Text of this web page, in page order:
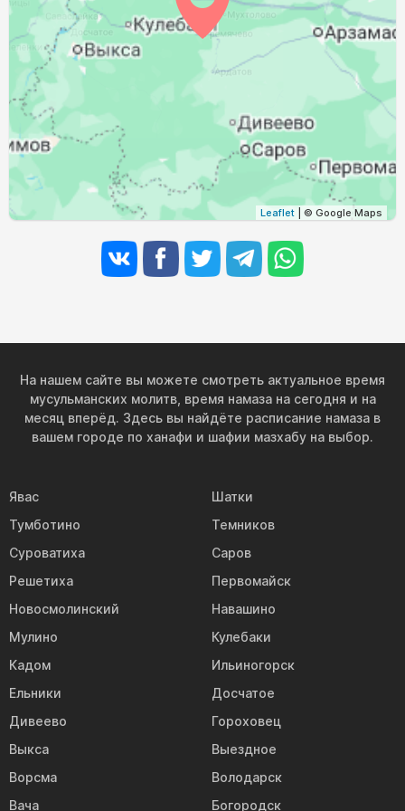
29, Сб 03:01 05:07 12:09 15:56 19:09 21:05
30, Вс 03:04 12:09 15:54 21:02
31, Пн 12:08 15:53 19:04 20:59
Leaflet | © Google Maps
На нашем сайте вы можете смотреть актуальное время
мусульманских молитв, время намаза на сегодня и на
месяц вперёд. Здесь вы найдёте расписание намаза в
вашем городе по ханафи и шафии мазхабу на выбор.
Явас
Шатки
Тумботино
Темников
Суроватиха
Саров
Решетиха
Первомайск
Новосмолинский
Навашино
Мулино
Кулебаки
Кадом
Ильиногорск
Ельники
Досчатое
Дивеево
Гороховец
Выкса
Выездное
Ворсма
Володарск
Вача
Богородск